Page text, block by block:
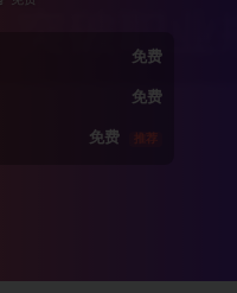
免费
免费
免费 推荐